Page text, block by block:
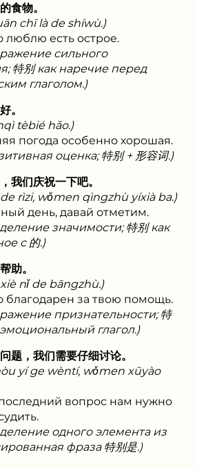
食物。
chī là de shíwù.)
люблю есть острое.
сильного
特别 как наречие перед
глаголом.)
。
tèbié hǎo.)
погода особенно хорошая.
оценка; 特别 + 形容词.)
我们庆祝一下吧。
rìzi, wǒmen qìngzhù yíxià ba.)
день, давай отметим.
значимости; 特别 как
с 的.)
助。
nǐ de bāngzhù.)
благодарен за твою помощь.
признательности; 特
глагол.)
题，我们需要仔细讨论。
yí ge wèntí, wǒmen xūyào
вопрос нам нужно
одного элемента из
фраза 特别是.)